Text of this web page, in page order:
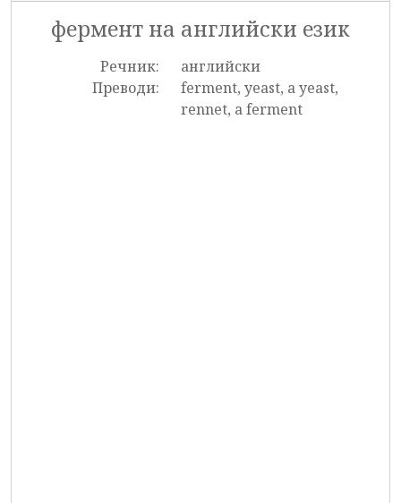
фермент на английски език
Речник:
английски
Преводи:
ferment, yeast, a yeast,
rennet, a ferment